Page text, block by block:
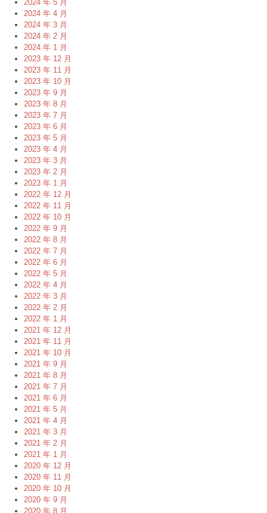
2024 年 5 月
2024 年 4 月
2024 年 3 月
2024 年 2 月
2024 年 1 月
2023 年 12 月
2023 年 11 月
2023 年 10 月
2023 年 9 月
2023 年 8 月
2023 年 7 月
2023 年 6 月
2023 年 5 月
2023 年 4 月
2023 年 3 月
2023 年 2 月
2023 年 1 月
2022 年 12 月
2022 年 11 月
2022 年 10 月
2022 年 9 月
2022 年 8 月
2022 年 7 月
2022 年 6 月
2022 年 5 月
2022 年 4 月
2022 年 3 月
2022 年 2 月
2022 年 1 月
2021 年 12 月
2021 年 11 月
2021 年 10 月
2021 年 9 月
2021 年 8 月
2021 年 7 月
2021 年 6 月
2021 年 5 月
2021 年 4 月
2021 年 3 月
2021 年 2 月
2021 年 1 月
2020 年 12 月
2020 年 11 月
2020 年 10 月
2020 年 9 月
2020 年 8 月